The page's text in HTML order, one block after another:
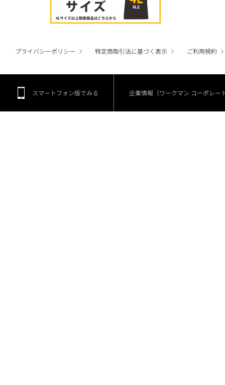
プライバシーポリシー 特定商取引法に基づく表示 ご利用規約
スマートフォン版でみる 企業情報（ワークマン コーポレー